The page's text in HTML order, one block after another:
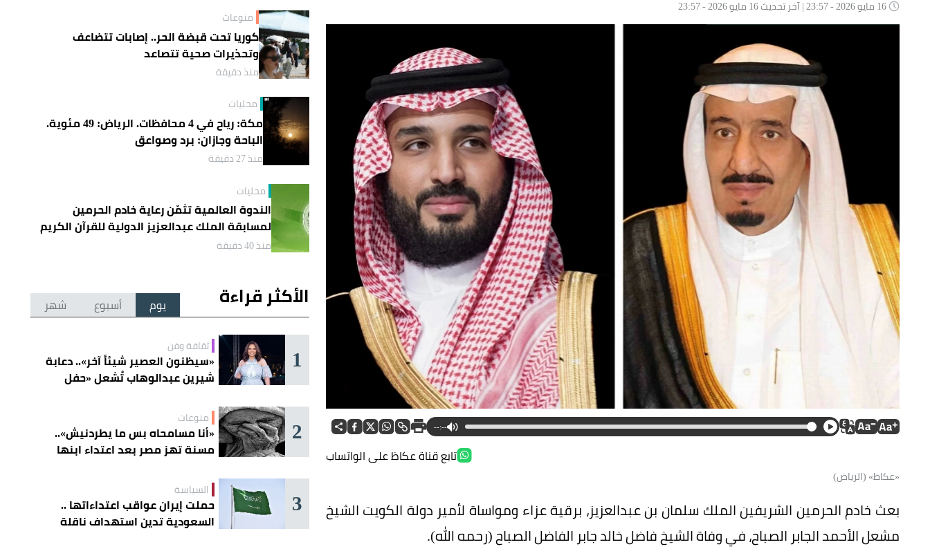
--:--
تابع قناة عكاظ على الواتساب
«عكاظ» (الرياض)
بعث خادم الحرمين الشريفين الملك سلمان بن عبدالعزيز، برقية عزاء ومواساة لأمير دولة الكويت الشيخ
مشعل الأحمد الجابر الصباح، في وفاة الشيخ فاضل خالد جابر الفاضل الصباح (رحمه الله).
منوعات
كوريا تحت قبضة الحر.. إصابات تتضاعف
وتحذيرات صحية تتصاعد
منذ دقيقة
محليات
مكة: رياح في 4 محافظات. الرياض: 49 مئوية.
الباحة وجازان: برد وصواعق
منذ 27 دقيقة
محليات
الندوة العالمية تثمّن رعاية خادم الحرمين
لمسابقة الملك عبدالعزيز الدولية للقرآن الكريم
منذ 40 دقيقة
الأكثر قراءة يوم أسبوع شهر
1 ثقافة وفن
«سيظنون العصير شيئاً آخر».. دعابة
شيرين عبدالوهاب تُشعل «حفل
2 منوعات
«أنا مسامحاه بس ما يطردنيش»..
مسنة تهز مصر بعد اعتداء ابنها
3 السياسة
حملت إيران عواقب اعتداءاتها ..
السعودية تدين استهداف ناقلة